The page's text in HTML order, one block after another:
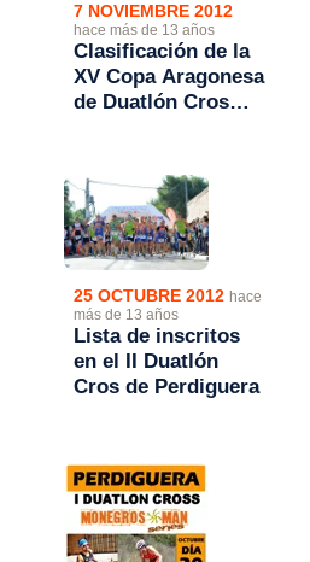
7 NOVIEMBRE 2012
hace más de 13 años
Clasificación de la
XV Copa Aragonesa
de Duatlón Cros
25 OCTUBRE 2012 hace
más de 13 años
Lista de inscritos
en el II Duatlón
Cros de Perdiguera